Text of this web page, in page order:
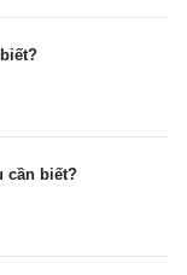
cần biết?